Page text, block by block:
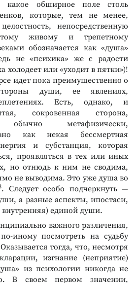
какое обширное поле столь
которые, тем не менее,
непосредственную
живому и трепетному
обозначается как «душа»
не «психика» же с радости
холодеет или «уходит в пятки»)!
идет пока преимущественно о
души, ее явлениях,
Есть, однако, и
сокровенная сторона,
обычно метафизически,
как некая бессмертная
и субстанция, которая
проявляться в тех или иных
но отнюдь к ним не сводима,
не выводима. Это уже душа во
. Следует особо подчеркнуть —
а разные аспекты, ипостаси,
единой души.
важного различения,
иному посмотреть на судьбу
тогда, что, несмотря
изгнание (неприятие)
из психологии никогда не
В своем первом значении,